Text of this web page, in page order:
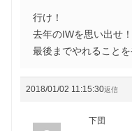
行け！
去年のIWを思い出せ！
最後までやれることを
2018/01/02 11:15:30返信
下団